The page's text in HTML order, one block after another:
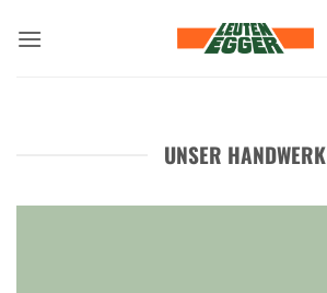
Inhalt
UNSER HANDWERK